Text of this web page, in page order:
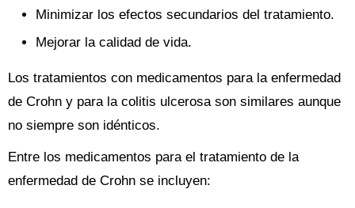
Minimizar los efectos secundarios del tratamiento.
Mejorar la calidad de vida.
Los tratamientos con medicamentos para la enfermedad
de Crohn y para la colitis ulcerosa son similares aunque
no siempre son idénticos.
Entre los medicamentos para el tratamiento de la
enfermedad de Crohn se incluyen: